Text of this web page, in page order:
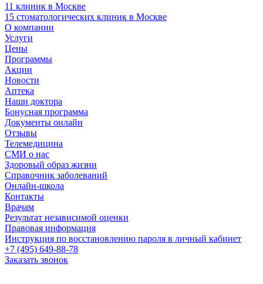
11 клиник в Москве
15 стоматологических клиник в Москве
О компании
Услуги
Цены
Программы
Акции
Новости
Аптека
Наши доктора
Бонусная программа
Документы онлайн
Отзывы
Телемедицина
СМИ о нас
Здоровый образ жизни
Справочник заболеваний
Онлайн-школа
Контакты
Врачам
Результат независимой оценки
Правовая информация
Инструкция по восстановлению пароля в личный кабинет
+7 (495) 649-88-78
Заказать звонок